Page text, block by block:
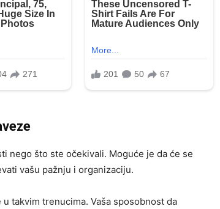
nego što ste očekivali. Moguće je da će se
vašu pažnju i organizaciju.
takvim trenucima. Vaša sposobnost da